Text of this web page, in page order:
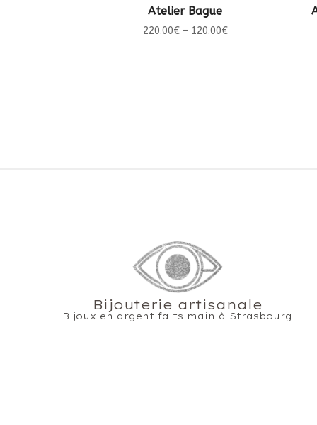
CHOIX DES OPTIONS
Atelier Bague
120.00€
–
220.00€
Bijouterie artisanale
Bijoux en argent faits main à Strasbourg